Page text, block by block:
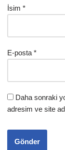
İsim *
E-posta *
Daha sonraki
adresim ve site